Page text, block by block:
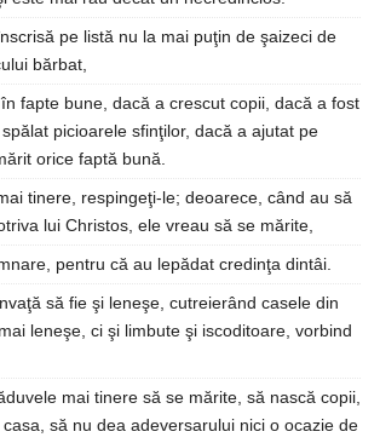
pe listă nu la mai puţin de şaizeci de
bărbat,
fapte bune, dacă a crescut copii, dacă a fost
picioarele sfinţilor, dacă a ajutat pe
orice faptă bună.
tinere, respingeţi-le; deoarece, când au să
lui Christos, ele vreau să se mărite,
pentru că au lepădat credinţa dintâi.
să fie şi leneşe, cutreierând casele din
leneşe, ci şi limbute şi iscoditoare, vorbind
mai tinere să se mărite, să nască copii,
să nu dea adeversarului nici o ocazie de